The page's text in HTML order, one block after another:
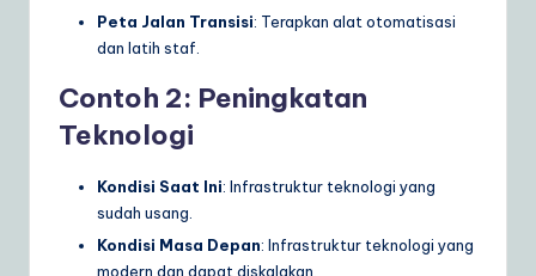
Peta Jalan Transisi: Terapkan alat otomatisasi
dan latih staf.
Contoh 2: Peningkatan
Teknologi
Kondisi Saat Ini: Infrastruktur teknologi yang
sudah usang.
Kondisi Masa Depan: Infrastruktur teknologi yang
modern dan dapat diskalakan.